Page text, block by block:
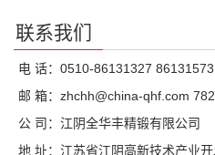
联系我们
电 话：0510-86131327 86131573
邮 箱：zhchh@china-qhf.com
公 司：江阴全华丰精锻有限公司
地 址：江苏省江阴高新技术产业